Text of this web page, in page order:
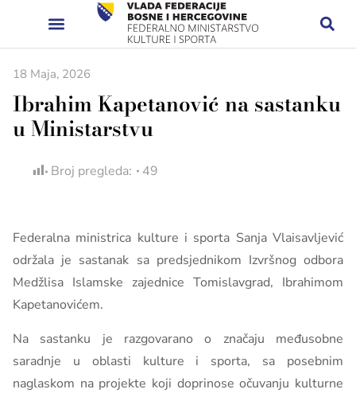
18 Maja, 2026
Ibrahim Kapetanović na sastanku
u Ministarstvu
Broj pregleda: 49
Federalna ministrica kulture i sporta Sanja Vlaisavljević
održala je sastanak sa predsjednikom Izvršnog odbora
Medžlisa Islamske zajednice Tomislavgrad, Ibrahimom
Kapetanovićem.
Na sastanku je razgovarano o značaju međusobne
saradnje u oblasti kulture i sporta, sa posebnim
naglaskom na projekte koji doprinose očuvanju kulturne